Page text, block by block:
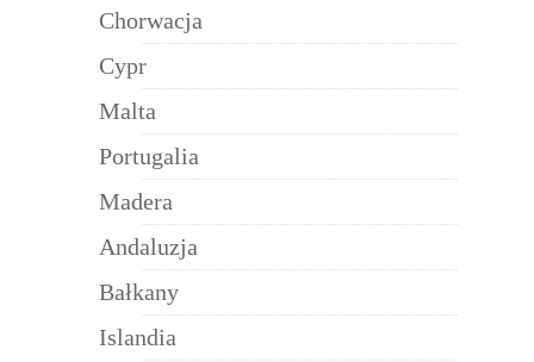
Chorwacja
Cypr
Malta
Portugalia
Madera
Andaluzja
Bałkany
Islandia